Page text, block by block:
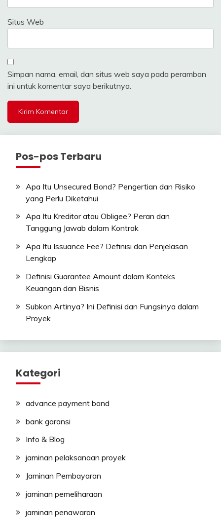
Situs Web
Simpan nama, email, dan situs web saya pada peramban
ini untuk komentar saya berikutnya.
Pos-pos Terbaru
Apa Itu Unsecured Bond? Pengertian dan Risiko
yang Perlu Diketahui
Apa Itu Kreditor atau Obligee? Peran dan
Tanggung Jawab dalam Kontrak
Apa Itu Issuance Fee? Definisi dan Penjelasan
Lengkap
Definisi Guarantee Amount dalam Konteks
Keuangan dan Bisnis
Subkon Artinya? Ini Definisi dan Fungsinya dalam
Proyek
Kategori
advance payment bond
bank garansi
Info & Blog
jaminan pelaksanaan proyek
Jaminan Pembayaran
jaminan pemeliharaan
jaminan penawaran